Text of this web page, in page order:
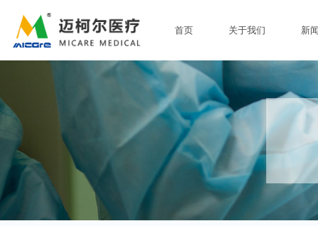
首页 关于我们 新